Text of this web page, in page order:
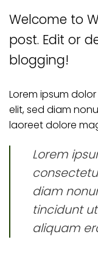
Welcome to
post. Edit or
blogging!
Lorem ipsum
elit, sed diam
laoreet dolore
Lorem
diam
tincidunt
aliquam